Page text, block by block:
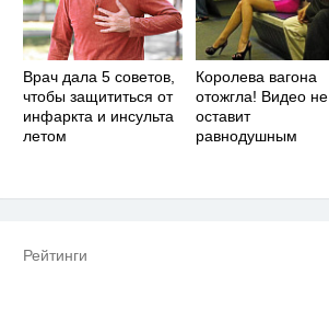
Врач дала 5 советов,
чтобы защититься от
инфаркта и инсульта
летом
Королева вагона
отожгла! Видео не
оставит
равнодушным
Рейтинги